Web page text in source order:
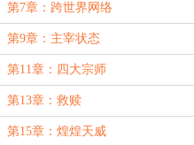
第7章：跨世界网络
第9章：主宰状态
第11章：四大宗师
第13章：救赎
第15章：煌煌天威